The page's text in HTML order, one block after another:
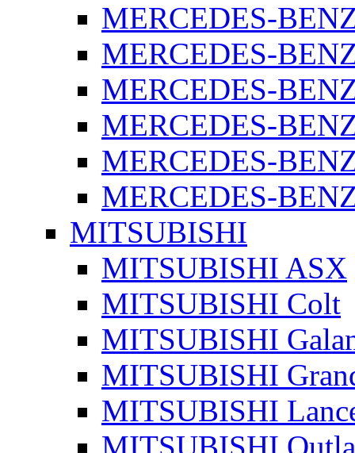
MERCEDES-
MERCEDES-
MERCEDES-
MERCEDES-
MERCEDES-
MERCEDES-
MITSUBISHI
MITSUBISHI ASX
MITSUBISHI Colt
MITSUBISHI
MITSUBISHI
MITSUBISHI